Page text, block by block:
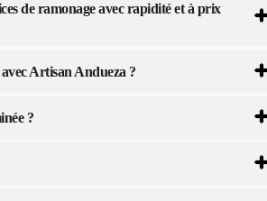
de ramonage avec rapidité et à prix
Artisan Andueza ?
?